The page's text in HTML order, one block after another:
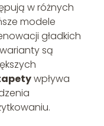
w różnych
modele
gładkich
są
wpływa